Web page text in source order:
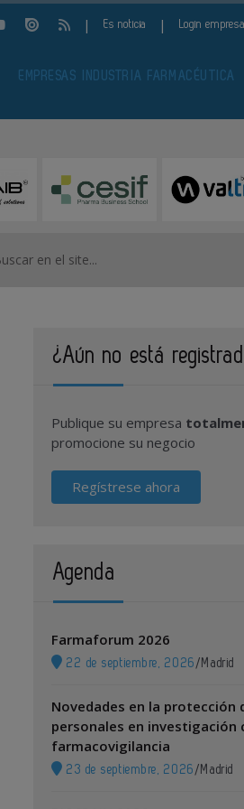
| Es noticia | Login
EMPRESAS INDUSTRIA FARMACÉUTICA
¿Aún no está
Publique su empresa
promocione su negocio
Regístrese ahora
Agenda
Farmaforum 2026
22 de septiembre, 2026 / Madrid
Novedades en la protección
personales en investigación
farmacovigilancia
23 de septiembre, 2026 / Madrid